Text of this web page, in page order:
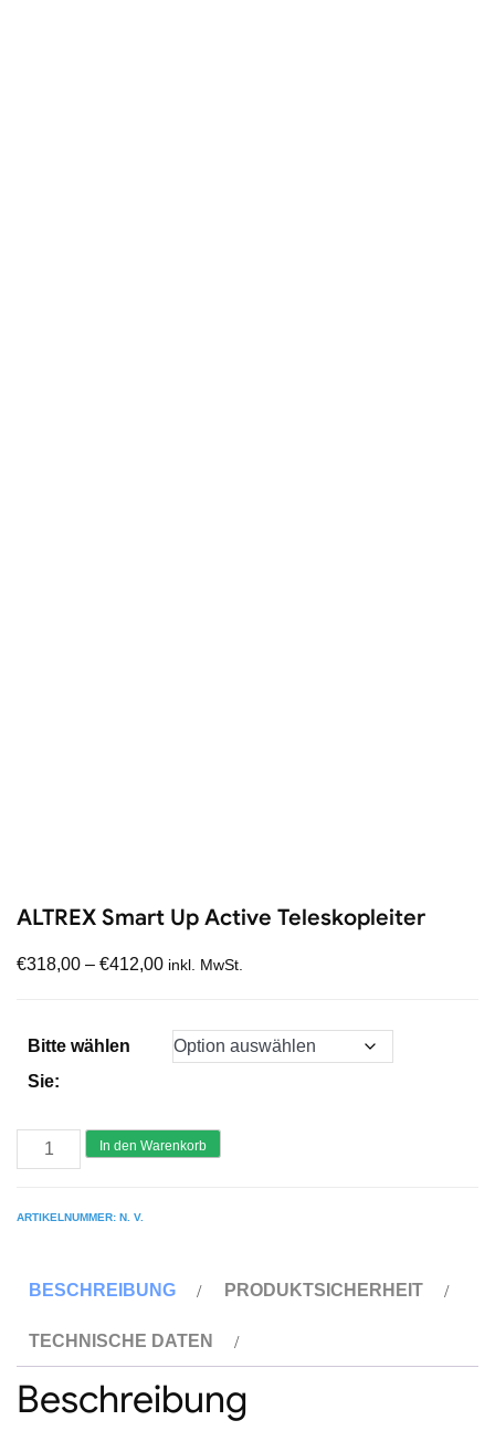
ALTREX Smart Up Active Teleskopleiter
€318,00 – €412,00 inkl. MwSt.
Bitte wählen
Sie:
ALTREX
Smart
Menge
In den Warenkorb
ARTIKELNUMMER: N. V.
BESCHREIBUNG PRODUKTSICHERHEIT
TECHNISCHE DATEN
Beschreibung